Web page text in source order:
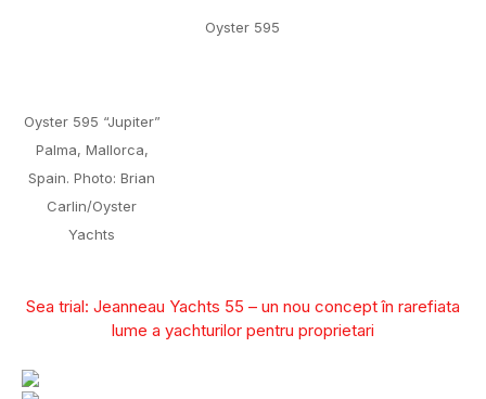
Oyster 595
Oyster 595 “Jupiter”
Palma, Mallorca,
Spain. Photo: Brian
Carlin/Oyster
Yachts
Sea trial: Jeanneau Yachts 55 – un nou concept în rarefiata
lume a yachturilor pentru proprietari